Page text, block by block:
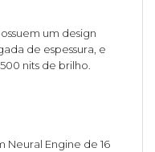
um design
de espessura, e
nits de brilho.
Neural Engine de 16